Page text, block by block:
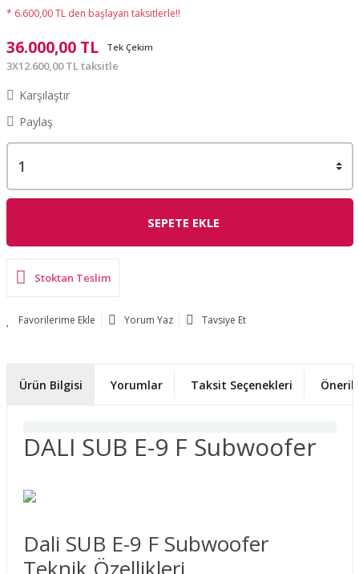
* 6.600,00 TL den başlayan taksitlerle!!
36.000,00 TL Tek Çekim
3X12.600,00 TL taksitle
Karşılaştır
Paylaş
SEPETE EKLE
Stoktan Teslim
Yorum Yaz Tavsiye Et
Ürün Bilgisi Yorumlar Taksit Seçenekleri
DALI SUB E-9 F Subwoofer
Dali SUB E-9 F Subwoofer